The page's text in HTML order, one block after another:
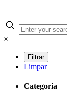
×
Limpar
Categoria